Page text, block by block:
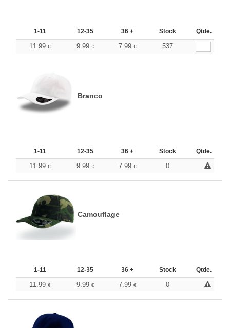
1-11 12-35 36 + Stock Qtde.
11.99 € 9.99 € 7.99 € 537
Branco
1-11 12-35 36 + Stock Qtde.
11.99 € 9.99 € 7.99 € 0
Camouflage
1-11 12-35 36 + Stock Qtde.
11.99 € 9.99 € 7.99 € 0